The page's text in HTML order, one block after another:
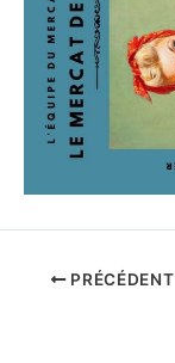
PRÉCÉDENT